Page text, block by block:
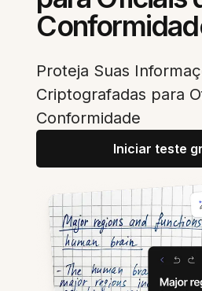
Proteja Suas
Criptografadas para
Conformidade
Iniciar teste